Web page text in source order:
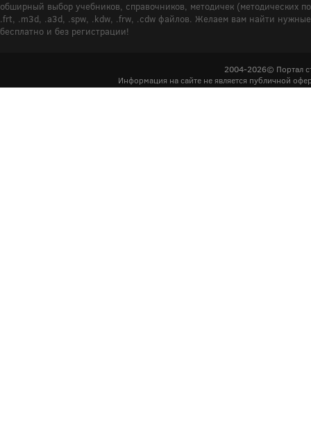
обширный выбор учебников, справочников, методичек (методических
.frt, .m3d, .a3d, .spw, .kdw, .frw, .cdw файлов. Желаем вам найти
бесплатно и без регистрации!
2004-2026© Портал
Информация на сайте не является публичной